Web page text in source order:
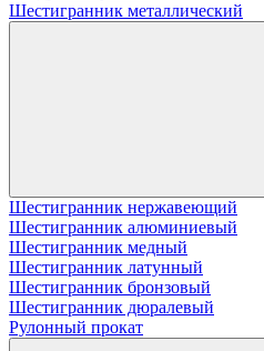
Шестигранник металлический
Шестигранник нержавеющий
Шестигранник алюминиевый
Шестигранник медный
Шестигранник латунный
Шестигранник бронзовый
Шестигранник дюралевый
Рулонный прокат